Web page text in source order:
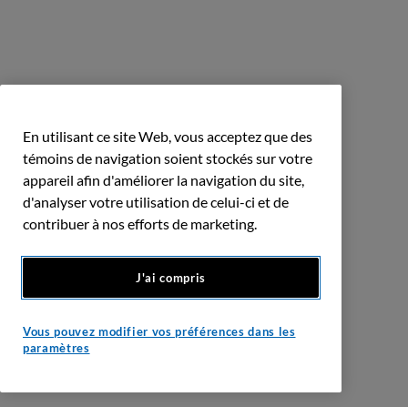
En utilisant ce site Web, vous acceptez que des
témoins de navigation soient stockés sur votre
appareil afin d'améliorer la navigation du site,
d'analyser votre utilisation de celui-ci et de
contribuer à nos efforts de marketing.
J'ai compris
Vous pouvez modifier vos préférences dans les
paramètres